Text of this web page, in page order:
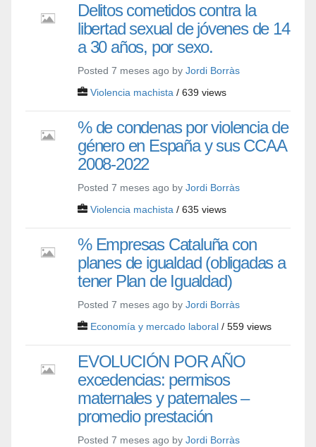
Delitos cometidos contra la
libertad sexual de jóvenes de 14
a 30 años, por sexo.
Posted 7 meses ago by Jordi Borràs
Violencia machista / 639 views
% de condenas por violencia de
género en España y sus CCAA
2008-2022
Posted 7 meses ago by Jordi Borràs
Violencia machista / 635 views
% Empresas Cataluña con
planes de igualdad (obligadas a
tener Plan de Igualdad)
Posted 7 meses ago by Jordi Borràs
Economía y mercado laboral / 559 views
EVOLUCIÓN POR AÑO
excedencias: permisos
maternales y paternales –
promedio prestación
Posted 7 meses ago by Jordi Borràs